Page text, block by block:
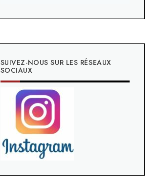
SUIVEZ-NOUS SUR LES RÉSEAUX
SOCIAUX